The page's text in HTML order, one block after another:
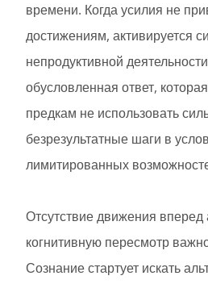
времени. Когда усилия не
достижениям, активируется
непродуктивной
обусловленная ответ,
предкам не использовать
безрезультатные шаги в
лимитированных
Отсутствие движения вперед
когнитивную пересмотр
Сознание стартует искать